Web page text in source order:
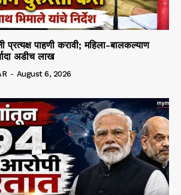
प्रत्यक्ष पाहणी करावी; महिला-बालकल्याण
अडीच लाख
- August 6, 2026